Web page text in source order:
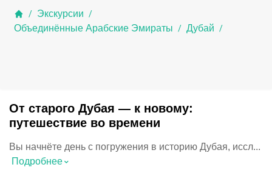
/ Экскурсии /
Объединённые Арабские Эмираты / Дубай /
От старого Дубая — к новому:
путешествие во времени
Вы начнёте день с погружения в историю Дубая, иссл...
Подробнее⌃